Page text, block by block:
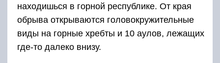
находишься в горной республике. От края
обрыва открываются головокружительные
виды на горные хребты и 10 аулов, лежащих
где-то далеко внизу.